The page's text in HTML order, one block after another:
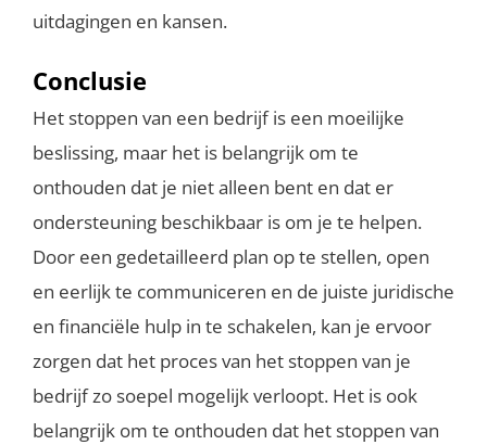
uitdagingen en kansen.
Conclusie
Het stoppen van een bedrijf is een moeilijke
beslissing, maar het is belangrijk om te
onthouden dat je niet alleen bent en dat er
ondersteuning beschikbaar is om je te helpen.
Door een gedetailleerd plan op te stellen, open
en eerlijk te communiceren en de juiste juridische
en financiële hulp in te schakelen, kan je ervoor
zorgen dat het proces van het stoppen van je
bedrijf zo soepel mogelijk verloopt. Het is ook
belangrijk om te onthouden dat het stoppen van